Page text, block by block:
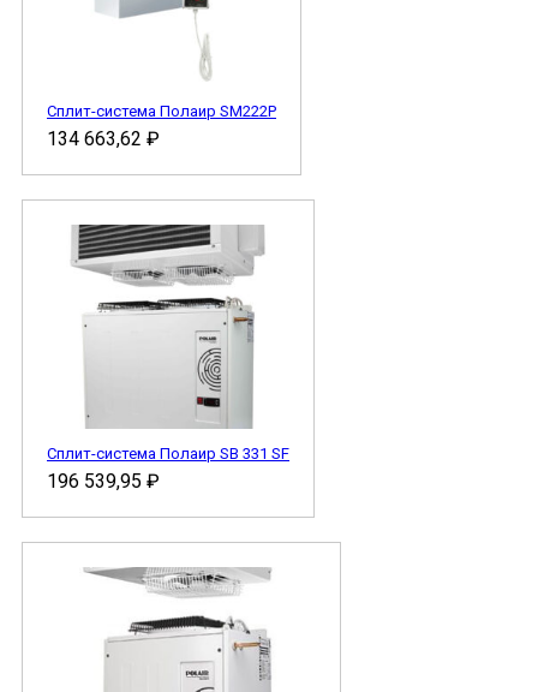
Сплит-система Полаир SM222P
134 663,62 ₽
Сплит-система Полаир SB 331 SF
196 539,95 ₽